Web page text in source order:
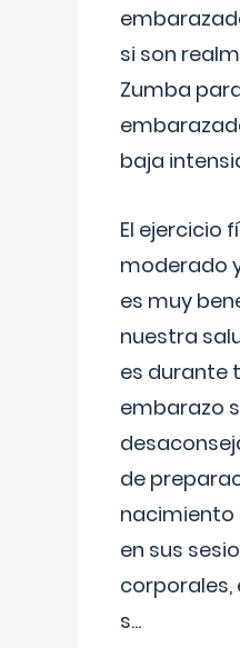
si son
Zumba
baja
El ejercicio
moderado
es muy
nuestra
es durante
embarazo
de
nacimiento
en sus
corporales,
s...